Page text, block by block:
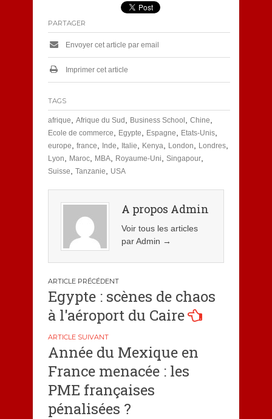
PARTAGER
Envoyer cet article par email
Imprimer cet article
TAGS
afrique Afrique du Sud Business School Chine
Ecole de commerce Egypte Espagne Etats-Unis,
europe france Inde Italie Kenya London Londres,
Lyon Maroc, MBA, Royaume-Uni Singapour,
Suisse Tanzanie USA
A propos Admin
Voir tous les articles
par Admin →
Navigation
de
l’article
Egypte : scènes de chaos
à l'aéroport du Caire
Année du Mexique en
France menacée : les
PME françaises
pénalisées ?